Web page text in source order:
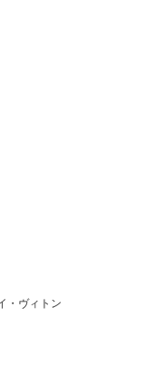
・ヴィトン